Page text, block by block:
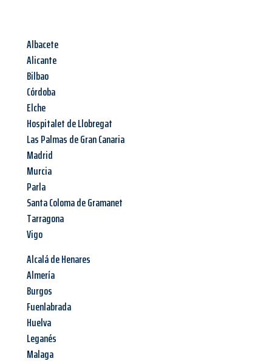
Albacete
Alicante
Bilbao
Córdoba
Elche
Hospitalet de Llobregat
Las Palmas de Gran Canaria
Madrid
Murcia
Parla
Santa Coloma de Gramanet
Tarragona
Vigo
Alcalá de Henares
Almería
Burgos
Fuenlabrada
Huelva
Leganés
Malaga